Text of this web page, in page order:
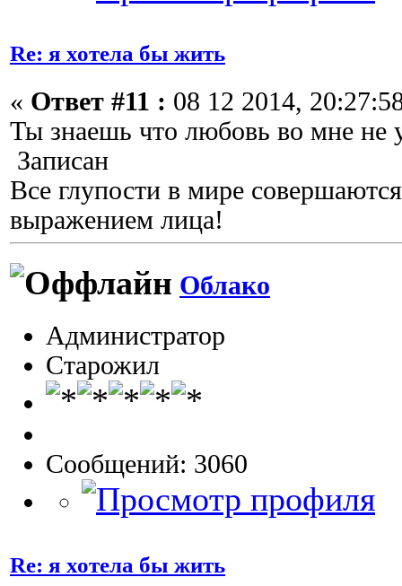
Re: я хотела бы жить
« Ответ #11 : 08 12 2014,
Ты знаешь что любовь во мне не
Записан
Все глупости в мире
выражением лица!
Облако
Администратор
Старожил
Сообщений: 3060
Re: я хотела бы жить